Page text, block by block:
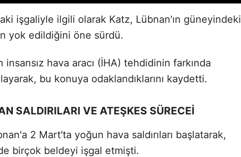
işgaliyle ilgili olarak Katz, Lübnan'ın güneyindeki
yok edildiğini öne sürdü.
insansız hava aracı (İHA) tehdidinin farkında
bu konuya odaklandıklarını kaydetti.
SALDIRILARI VE ATEŞKES SÜRECEİ
2 Mart'ta yoğun hava saldırıları başlatarak,
birçok beldeyi işgal etmişti.